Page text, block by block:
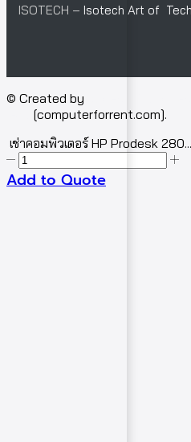
ISOTECH – Isotech Art of
© Created by
[computerforrent.com].
เช่าคอมพิวเตอร์ HP Prodesk 280...
Add to Quote